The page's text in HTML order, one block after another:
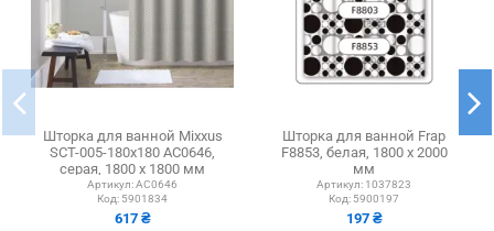
Шторка для ванной Mixxus
SCT-005-180x180 AC0646,
серая, 1800 х 1800 мм
Артикул:AC0646
Код: 5901834
617 ₴
Шторка для ванной Frap
F8853, белая, 1800 х 2000
мм
Артикул: 1037823
Код: 5900197
197 ₴